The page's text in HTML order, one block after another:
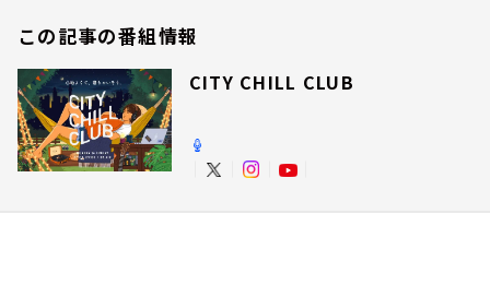
この記事の番組情報
CITY CHILL CLUB